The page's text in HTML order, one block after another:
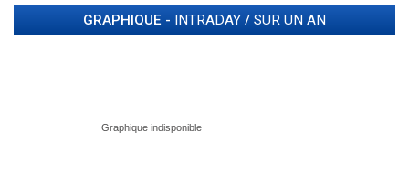
GRAPHIQUE - INTRADAY / SUR UN AN